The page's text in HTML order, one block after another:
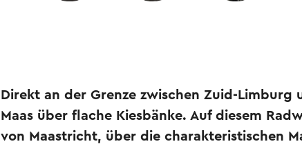
Direkt an der Grenze zwischen Zuid-
Maas über flache Kiesbänke. Auf diesem
von Maastricht, über die charakteristischen